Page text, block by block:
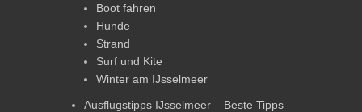
Boot fahren
Hunde
Strand
Surf und Kite
Winter am IJsselmeer
Ausflugstipps IJsselmeer – Beste Tipps